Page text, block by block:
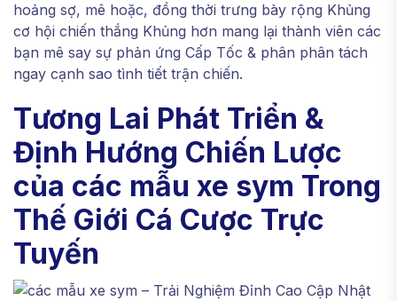
hoảng sợ, mê hoặc, đồng thời trưng bày rộng Khủng
cơ hội chiến thắng Khủng hơn mang lại thành viên các
bạn mê say sự phản ứng Cấp Tốc & phân phân tách
ngay cạnh sao tình tiết trận chiến.
Tương Lai Phát Triển &
Định Hướng Chiến Lược
của các mẫu xe sym Trong
Thế Giới Cá Cược Trực
Tuyến